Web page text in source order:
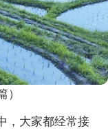
）
，大家都经常接